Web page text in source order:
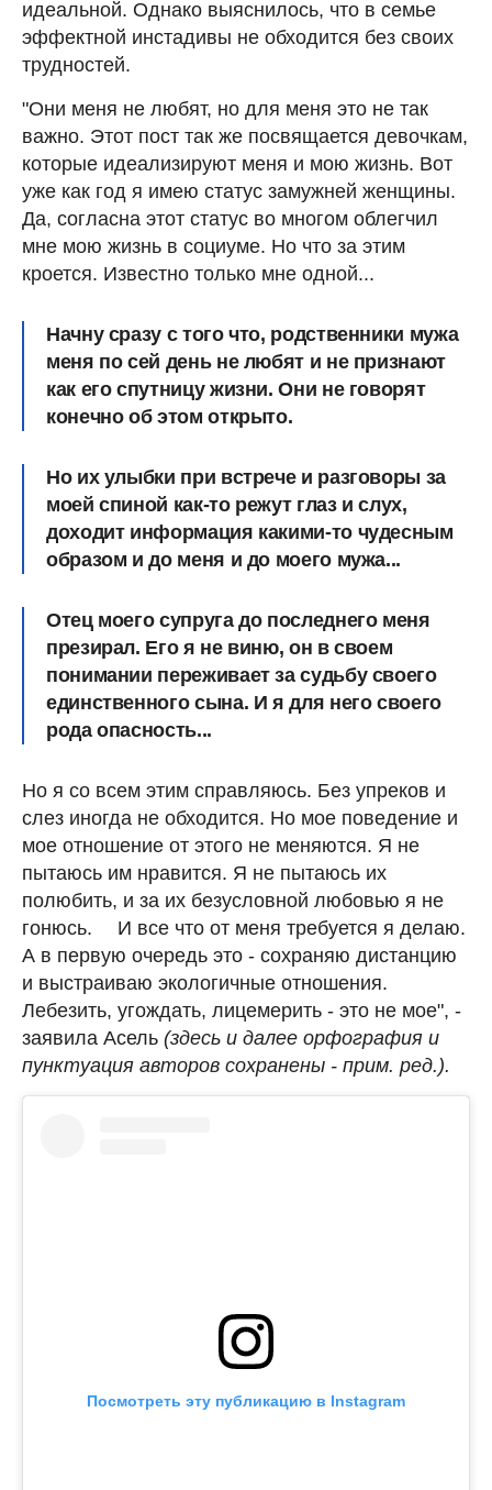
идеальной. Однако выяснилось, что в семье
эффектной инстадивы не обходится без своих
трудностей.
"Они меня не любят, но для меня это не так
важно. Этот пост так же посвящается девочкам,
которые идеализируют меня и мою жизнь. Вот
уже как год я имею статус замужней женщины.
Да, согласна этот статус во многом облегчил
мне мою жизнь в социуме. Но что за этим
кроется. Известно только мне одной...
Начну сразу с того что, родственники мужа
меня по сей день не любят и не признают
как его спутницу жизни. Они не говорят
конечно об этом открыто. ⠀
Но их улыбки при встрече и разговоры за
моей спиной как-то режут глаз и слух,
доходит информация какими-то чудесным
образом и до меня и до моего мужа...
Отец моего супруга до последнего меня
презирал. Его я не виню, он в своем
понимании переживает за судьбу своего
единственного сына. И я для него своего
рода опасность...
Но я со всем этим справляюсь. Без упреков и
слез иногда не обходится. Но мое поведение и
мое отношение от этого не меняются. Я не
пытаюсь им нравится. Я не пытаюсь их
полюбить, и за их безусловной любовью я не
гонюсь. ⠀ И все что от меня требуется я делаю.
А в первую очередь это - сохраняю дистанцию
и выстраиваю экологичные отношения.
Лебезить, угождать, лицемерить - это не мое", -
заявила Асель (здесь и далее орфография и
пунктуация авторов сохранены - прим. ред.).
Посмотреть эту публикацию в Instagram